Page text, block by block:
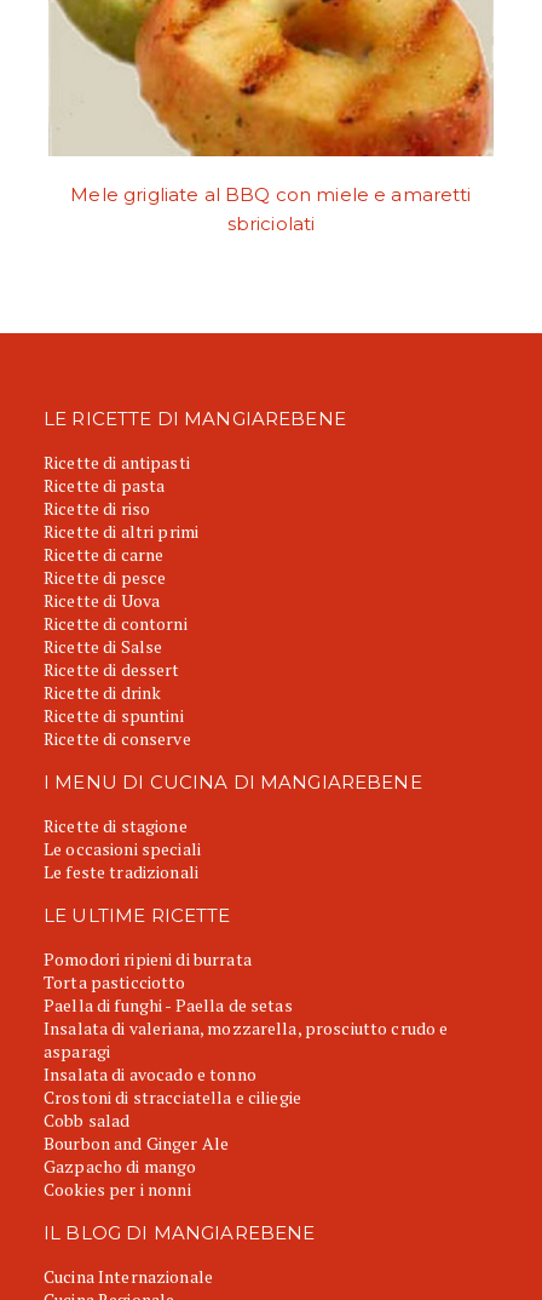
Mele grigliate al BBQ con miele e amaretti
sbriciolati
LE RICETTE DI MANGIAREBENE
Ricette di antipasti
Ricette di pasta
Ricette di riso
Ricette di altri primi
Ricette di carne
Ricette di pesce
Ricette di Uova
Ricette di contorni
Ricette di Salse
Ricette di dessert
Ricette di drink
Ricette di spuntini
Ricette di conserve
I MENU DI CUCINA DI MANGIAREBENE
Ricette di stagione
Le occasioni speciali
Le feste tradizionali
LE ULTIME RICETTE
Pomodori ripieni di burrata
Torta pasticciotto
Paella di funghi - Paella de setas
Insalata di valeriana, mozzarella, prosciutto crudo e
asparagi
Insalata di avocado e tonno
Crostoni di stracciatella e ciliegie
Cobb salad
Bourbon and Ginger Ale
Gazpacho di mango
Cookies per i nonni
IL BLOG DI MANGIAREBENE
Cucina Internazionale